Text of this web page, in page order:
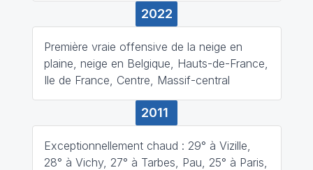
2022
Première vraie offensive de la neige en
plaine, neige en Belgique, Hauts-de-France,
Ile de France, Centre, Massif-central
2011
Exceptionnellement chaud : 29° à Vizille,
28° à Vichy, 27° à Tarbes, Pau, 25° à Paris,